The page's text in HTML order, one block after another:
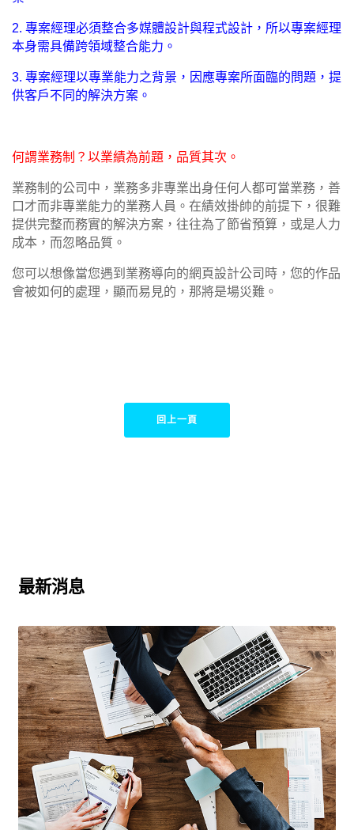
2. 專案經理必須整合多媒體設計與程式設計，所以專案經理
本身需具備跨領域整合能力。
3. 專案經理以專業能力之背景，因應專案所面臨的問題，提
供客戶不同的解決方案。
何謂業務制？以業績為前題，品質其次。
業務制的公司中，業務多非專業出身任何人都可當業務，善
口才而非專業能力的業務人員。在績效掛帥的前提下，很難
提供完整而務實的解決方案，往往為了節省預算，或是人力
成本，而忽略品質。
您可以想像當您遇到業務導向的網頁設計公司時，您的作品
會被如何的處理，顯而易見的，那將是場災難。
最新消息